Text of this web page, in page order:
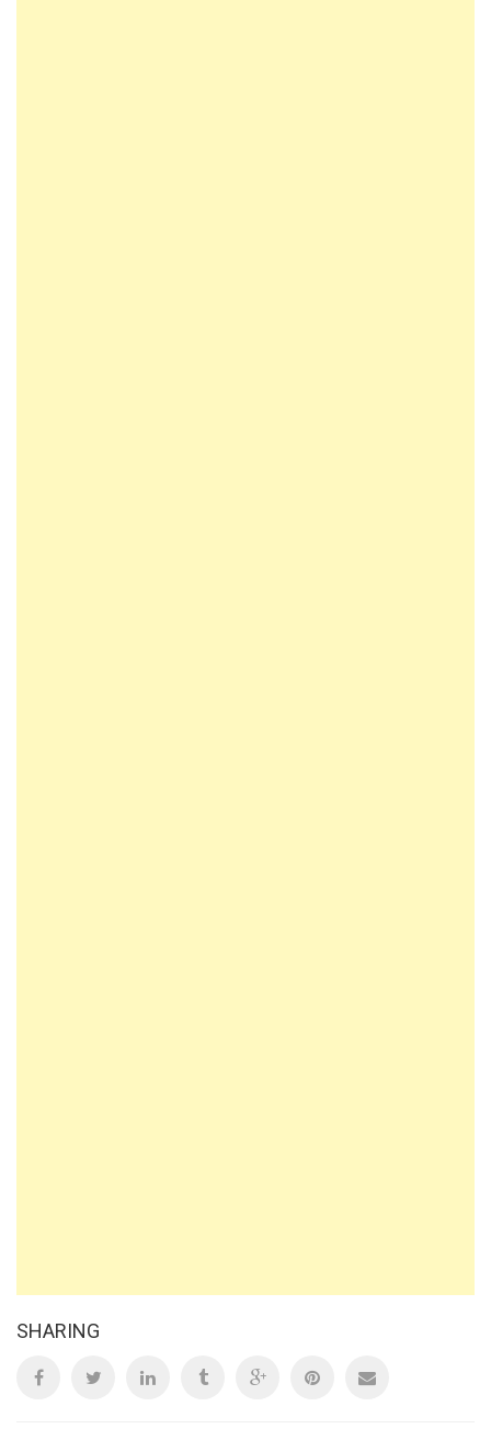
SHARING